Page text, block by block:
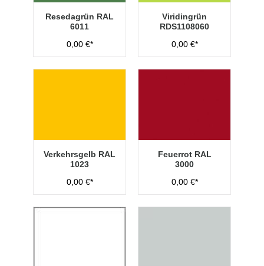
Resedagrün RAL
6011
0,00 €*
Viridingrün
RDS1108060
0,00 €*
Verkehrsgelb RAL
1023
0,00 €*
Feuerrot RAL
3000
0,00 €*